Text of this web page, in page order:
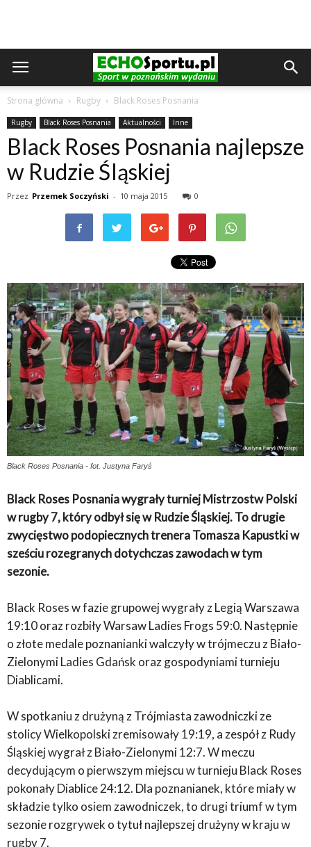
Strona główna Rugby Black Roses Posnania
Rugby Black Roses Posnania Aktualności Inne
Black Roses Posnania najlepsze
w Rudzie Śląskiej
Przez Przemek Soczyński - 10 maja 2015 0
Black Roses Posnania - fot. Justyna Faryś
Black Roses Posnania wygrały turniej Mistrzostw Polski
w rugby 7, który odbył się w Rudzie Śląskiej. To drugie
zwycięstwo podopiecznych trenera Tomasza Kapustki w
sześciu rozegranych dotychczas zawodach w tym
sezonie.
Black Roses w fazie grupowej wygrały z Legią Warszawa
19:10 oraz rozbiły Warsaw Ladies Frogs 59:0. Następnie
o złote medale poznanianki walczyły w trójmeczu z Biało-
Zielonymi Ladies Gdańsk oraz gospodyniami turnieju
Diablicami.
W spotkaniu z drużyną z Trójmiasta zawodniczki ze
stolicy Wielkopolski zremisowały 19:19, a zespół z Rudy
Śląskiej wygrał z Biało-Zielonymi 12:7. W meczu
decydującym o pierwszym miejscu w turnieju Black Roses
pokonały Diablice 24:12. Dla poznanianek, które miały w
składzie tylko osiem zawodniczek, to drugi triumf w tym
sezonie rozgrywek o tytuł najlepszej drużyny w kraju w
rugby 7.